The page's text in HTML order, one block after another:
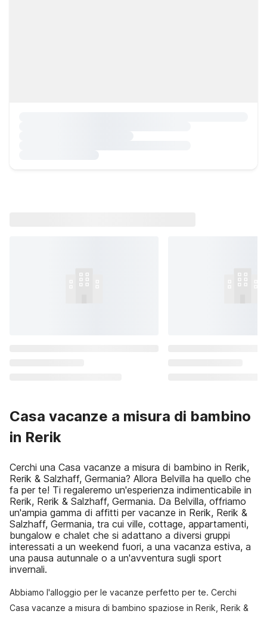
Casa vacanze a misura di bambino
in Rerik
Cerchi una Casa vacanze a misura di bambino in Rerik,
Rerik & Salzhaff, Germania? Allora Belvilla ha quello che
fa per te! Ti regaleremo un'esperienza indimenticabile in
Rerik, Rerik & Salzhaff, Germania. Da Belvilla, offriamo
un'ampia gamma di affitti per vacanze in Rerik, Rerik &
Salzhaff, Germania, tra cui ville, cottage, appartamenti,
bungalow e chalet che si adattano a diversi gruppi
interessati a un weekend fuori, a una vacanza estiva, a
una pausa autunnale o a un'avventura sugli sport
invernali.
Abbiamo l'alloggio per le vacanze perfetto per te. Cerchi
Casa vacanze a misura di bambino spaziose in Rerik, Rerik &